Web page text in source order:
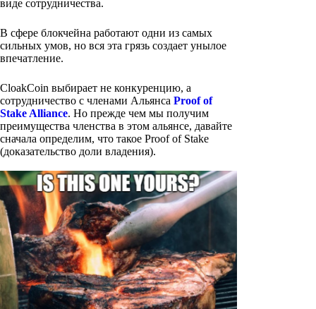
виде сотрудничества.
В сфере блокчейна работают одни из самых
сильных умов, но вся эта грязь создает унылое
впечатление.
CloakCoin выбирает не конкуренцию, а
сотрудничество с членами Альянса Proof of
Stake Alliance. Но прежде чем мы получим
преимущества членства в этом альянсе, давайте
сначала определим, что такое Proof of Stake
(доказательство доли владения).